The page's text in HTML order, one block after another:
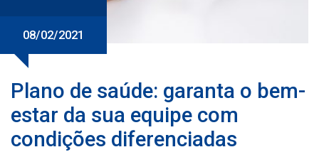
08/02/2021
Plano de saúde: garanta o bem-
estar da sua equipe com
condições diferenciadas